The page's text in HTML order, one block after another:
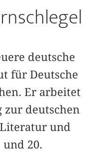
deutsche
für Deutsche
Er arbeitet
deutschen
und
und 20.